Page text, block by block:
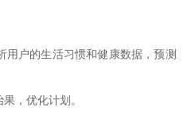
户的生活习惯和健康数据，预测
，优化计划。